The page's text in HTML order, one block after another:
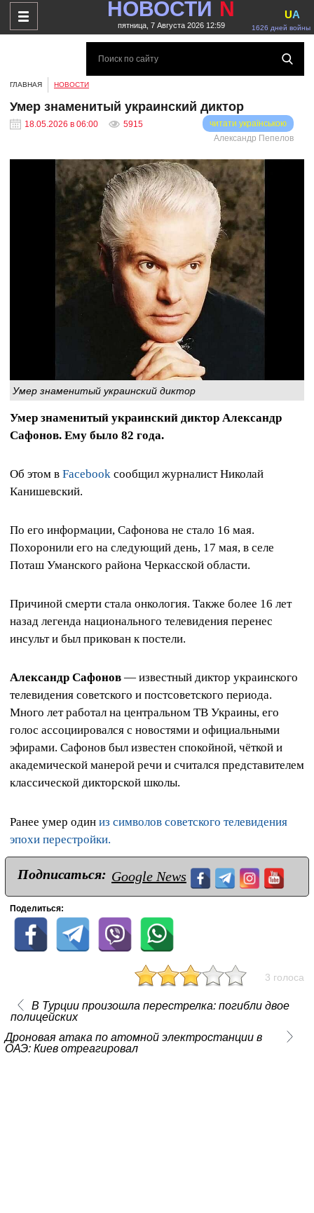
НОВОСТИ N
пятница, 7 Августа 2026 12:59 1626 дней войны
UA
ГЛАВНАЯ НОВОСТИ
Умер знаменитый украинский диктор
18.05.2026 в 06:00 5915
читати українською
Александр Пепелов
Умер знаменитый украинский диктор
Умер знаменитый украинский диктор Александр
Сафонов. Ему было 82 года.
Об этом в Facebook сообщил журналист Николай
Канишевский.
По его информации, Сафонова не стало 16 мая.
Похоронили его на следующий день, 17 мая, в селе
Поташ Уманского района Черкасской области.
Причиной смерти стала онкология. Также более 16 лет
назад легенда национального телевидения перенес
инсульт и был прикован к постели.
Александр Сафонов — известный диктор украинского
телевидения советского и постсоветского периода.
Много лет работал на центральном ТВ Украины, его
голос ассоциировался с новостями и официальными
эфирами. Сафонов был известен спокойной, чёткой и
академической манерой речи и считался представителем
классической дикторской школы.
Ранее умер один из символов советского телевидения
эпохи перестройки.
Подписаться: Google News
Поделиться:
3 голоса
В Турции произошла перестрелка: погибли двое
полицейских
Дроновая атака по атомной электростанции в
ОАЭ: Киев отреагировал